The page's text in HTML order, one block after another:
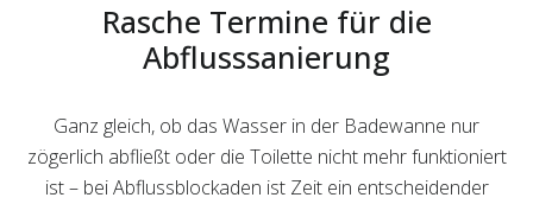
Rasche Termine für die
Abflusssanierung
Ganz gleich, ob das Wasser in der Badewanne nur
zögerlich abfließt oder die Toilette nicht mehr funktioniert
ist – bei Abflussblockaden ist Zeit ein entscheidender